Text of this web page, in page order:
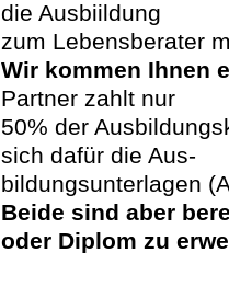
die Ausbiildung
zum Lebensberater
Wir kommen Ihnen
Partner zahlt nur
50% der
sich dafür die Aus-
bildungsunterlagen
Beide sind aber
oder Diplom zu